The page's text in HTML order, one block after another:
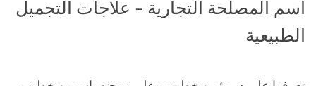
اسم المصلحة التجارية – علاجات التجميل
الطبيعية